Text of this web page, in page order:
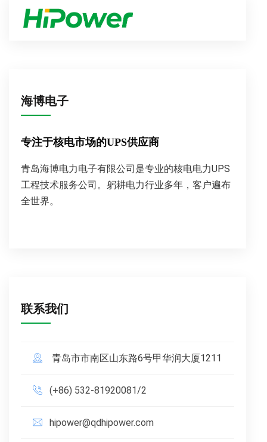
海博电子
专注于核电市场的UPS供应商
青岛海博电力电子有限公司是专业的核电电力UPS
工程技术服务公司。躬耕电力行业多年，客户遍布
全世界。
联系我们
青岛市市南区山东路6号甲华润大厦1211
(+86) 532-81920081/2
hipower@qdhipower.com